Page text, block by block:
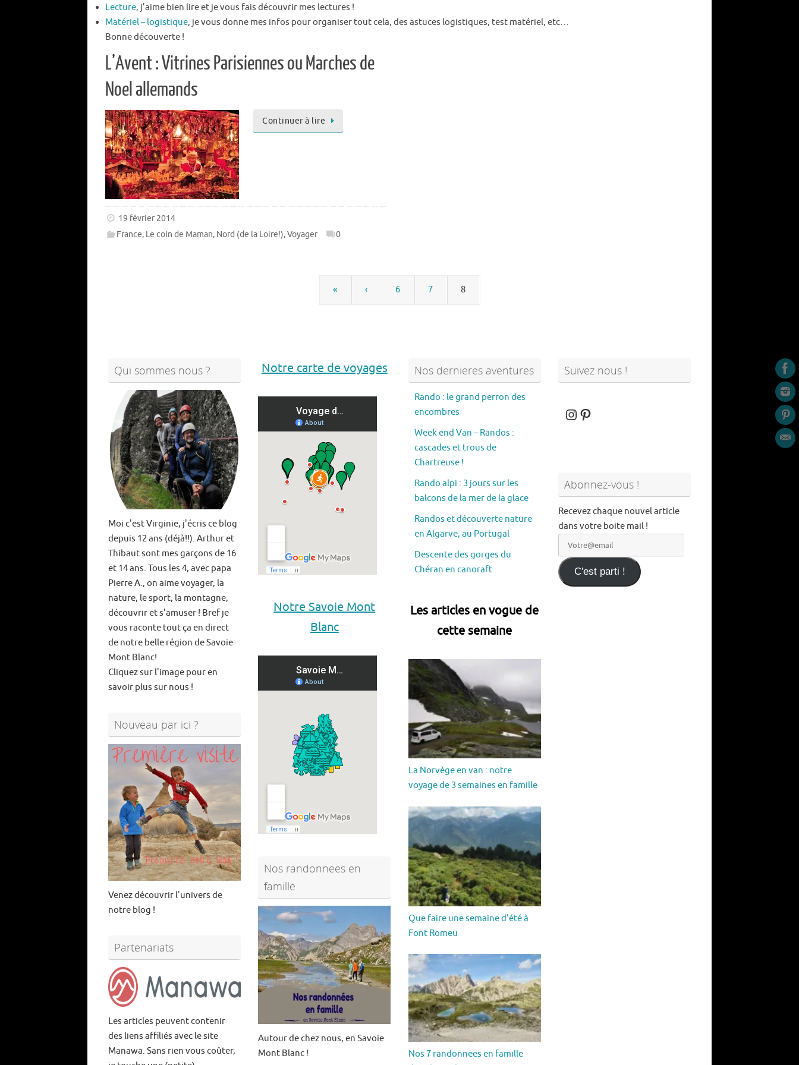
Lecture, j’aime bien lire et je vous fais découvrir mes lectures !
Matériel – logistique, je vous donne mes infos pour organiser tout cela, des astuces logistiques, test matériel, etc…
Bonne découverte !
L’Avent : Vitrines Parisiennes ou Marches de
Noel allemands
Continuer à lire
19 février 2014
France, Le coin de Maman, Nord (de la Loire!),Voyager 0
« ‹ 6 7 8
Qui sommes nous ?
Moi c'est Virginie, j'écris ce blog
depuis 12 ans (déjà!!). Arthur et
Thibaut sont mes garçons de 16
et 14 ans. Tous les 4, avec papa
Pierre A., on aime voyager, la
nature, le sport, la montagne,
découvrir et s'amuser ! Bref je
vous raconte tout ça en direct
de notre belle région de Savoie
Mont Blanc!
Cliquez sur l'image pour en
savoir plus sur nous !
Nouveau par ici ?
Venez découvrir l'univers de
notre blog !
Partenariats
Les articles peuvent contenir
des liens affiliés avec le site
Manawa. Sans rien vous coûter,
Notre carte de voyages
Notre Savoie Mont
Blanc
Nos randonnees en
famille
Autour de chez nous, en Savoie
Mont Blanc !
Nos dernieres aventures
Rando : le grand perron des
encombres
Week end Van – Randos :
cascades et trous de
Chartreuse !
Rando alpi : 3 jours sur les
balcons de la mer de la glace
Randos et découverte nature
en Algarve, au Portugal
Descente des gorges du
Chéran en canoraft
Les articles en vogue de
cette semaine
La Norvège en van : notre
voyage de 3 semaines en famille
Que faire une semaine d'été à
Font Romeu
Nos 7 randonnees en famille
Suivez nous !
Instagram
Pinterest
Abonnez-vous !
Recevez chaque nouvel article
dans votre boite mail !
Votre@email
C'est parti !